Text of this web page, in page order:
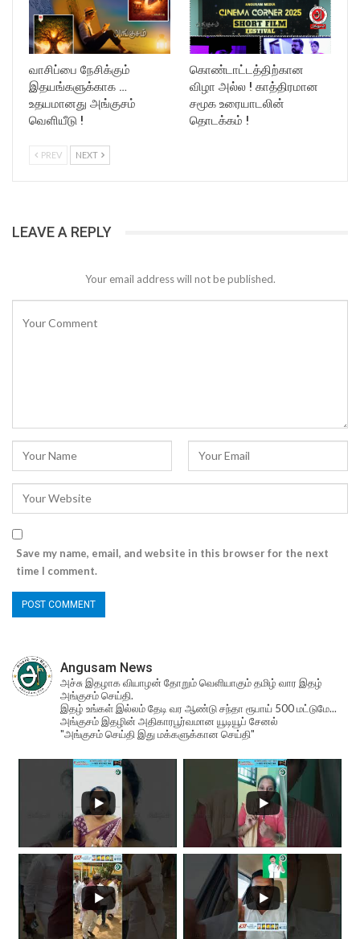
வாசிப்பை நேசிக்கும்
இதயங்களுக்காக …
உதயமானது அங்குசம்
வெளியீடு !
கொண்டாட்டத்திற்கான
விழா அல்ல ! காத்திரமான
சமூக உரையாடலின்
தொடக்கம் !
PREV NEXT
LEAVE A REPLY
Your email address will not be published.
Save my name, email, and website in this browser for the next
time I comment.
Angusam News
அச்சு இதழாக வியாழன் தோறும் வெளியாகும் தமிழ் வார இதழ்
அங்குசம் செய்தி.
இதழ் உங்கள் இல்லம் தேடி வர ஆண்டு சந்தா ரூபாய் 500 மட்டுமே...
அங்குசம் இதழின் அதிகாரபூர்வமான யூடியூப் சேனல்
"அங்குசம் செய்தி இது மக்களுக்கான செய்தி"